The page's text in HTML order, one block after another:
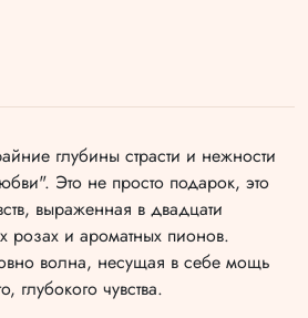
глубины страсти и нежности
Это не просто подарок, это
выраженная в двадцати
розах и ароматных пионов.
волна, несущая в себе мощь
глубокого чувства.